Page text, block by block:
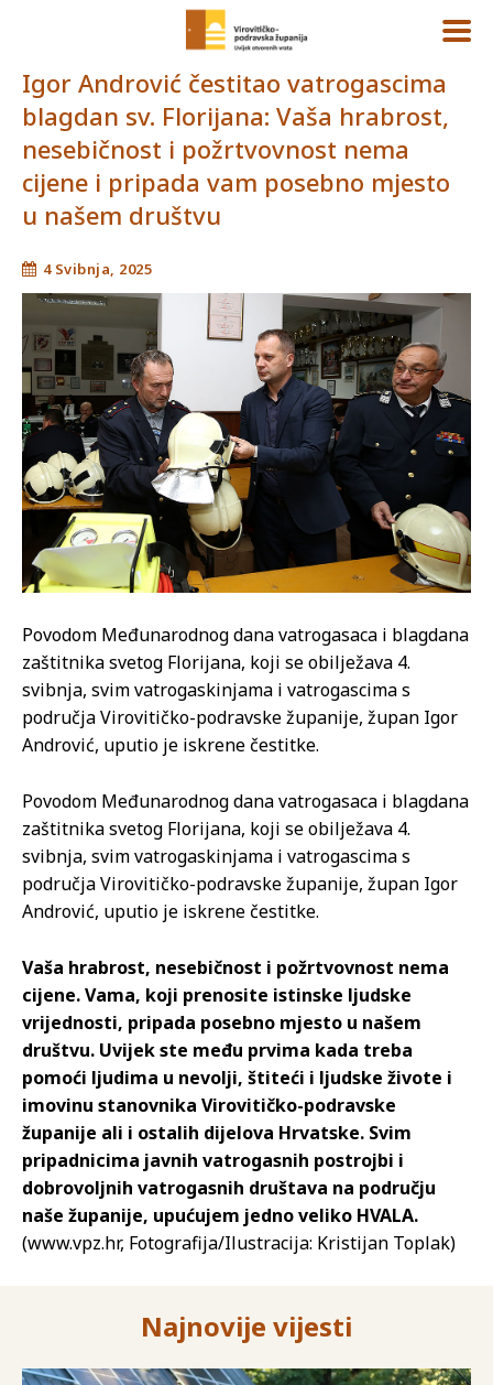
Igor Andrović čestitao vatrogascima
blagdan sv. Florijana: Vaša hrabrost,
nesebičnost i požrtvovnost nema
cijene i pripada vam posebno mjesto
u našem društvu
4 Svibnja, 2025
Povodom Međunarodnog dana vatrogasaca i blagdana
zaštitnika svetog Florijana, koji se obilježava 4.
svibnja, svim vatrogaskinjama i vatrogascima s
područja Virovitičko-podravske županije, župan Igor
Andrović, uputio je iskrene čestitke.
Povodom Međunarodnog dana vatrogasaca i blagdana
zaštitnika svetog Florijana, koji se obilježava 4.
svibnja, svim vatrogaskinjama i vatrogascima s
područja Virovitičko-podravske županije, župan Igor
Andrović, uputio je iskrene čestitke.
Vaša hrabrost, nesebičnost i požrtvovnost nema
cijene. Vama, koji prenosite istinske ljudske
vrijednosti, pripada posebno mjesto u našem
društvu. Uvijek ste među prvima kada treba
pomoći ljudima u nevolji, štiteći i ljudske živote i
imovinu stanovnika Virovitičko-podravske
županije ali i ostalih dijelova Hrvatske. Svim
pripadnicima javnih vatrogasnih postrojbi i
dobrovoljnih vatrogasnih društava na području
naše županije, upućujem jedno veliko HVALA.
(www.vpz.hr, Fotografija/Ilustracija: Kristijan Toplak)
Najnovije vijesti